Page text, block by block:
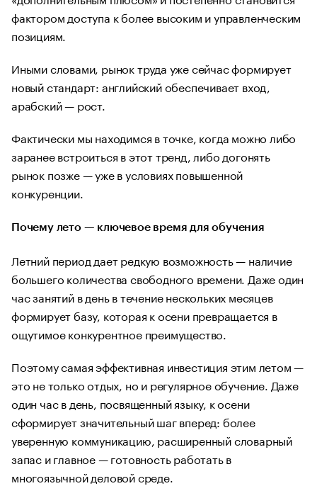
фактором доступа к более высоким и управленческим
позициям.
Иными словами, рынок труда уже сейчас формирует
новый стандарт: английский обеспечивает вход,
арабский — рост.
Фактически мы находимся в точке, когда можно либо
заранее встроиться в этот тренд, либо догонять
рынок позже — уже в условиях повышенной
конкуренции.
Почему лето — ключевое время для обучения
Летний период дает редкую возможность — наличие
большего количества свободного времени. Даже один
час занятий в день в течение нескольких месяцев
формирует базу, которая к осени превращается в
ощутимое конкурентное преимущество.
Поэтому самая эффективная инвестиция этим летом —
это не только отдых, но и регулярное обучение. Даже
один час в день, посвященный языку, к осени
сформирует значительный шаг вперед: более
уверенную коммуникацию, расширенный словарный
запас и главное — готовность работать в
многоязычной деловой среде.